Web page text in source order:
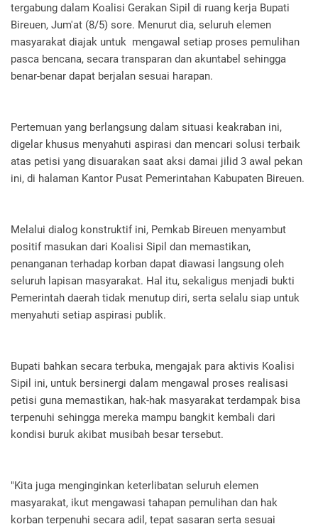
tergabung dalam Koalisi Gerakan Sipil di ruang kerja Bupati
Bireuen, Jum'at (8/5) sore. Menurut dia, seluruh elemen
masyarakat diajak untuk mengawal setiap proses pemulihan
pasca bencana, secara transparan dan akuntabel sehingga
benar-benar dapat berjalan sesuai harapan.
Pertemuan yang berlangsung dalam situasi keakraban ini,
digelar khusus menyahuti aspirasi dan mencari solusi terbaik
atas petisi yang disuarakan saat aksi damai jilid 3 awal pekan
ini, di halaman Kantor Pusat Pemerintahan Kabupaten Bireuen.
Melalui dialog konstruktif ini, Pemkab Bireuen menyambut
positif masukan dari Koalisi Sipil dan memastikan,
penanganan terhadap korban dapat diawasi langsung oleh
seluruh lapisan masyarakat. Hal itu, sekaligus menjadi bukti
Pemerintah daerah tidak menutup diri, serta selalu siap untuk
menyahuti setiap aspirasi publik.
Bupati bahkan secara terbuka, mengajak para aktivis Koalisi
Sipil ini, untuk bersinergi dalam mengawal proses realisasi
petisi guna memastikan, hak-hak masyarakat terdampak bisa
terpenuhi sehingga mereka mampu bangkit kembali dari
kondisi buruk akibat musibah besar tersebut.
"Kita juga menginginkan keterlibatan seluruh elemen
masyarakat, ikut mengawasi tahapan pemulihan dan hak
korban terpenuhi secara adil, tepat sasaran serta sesuai